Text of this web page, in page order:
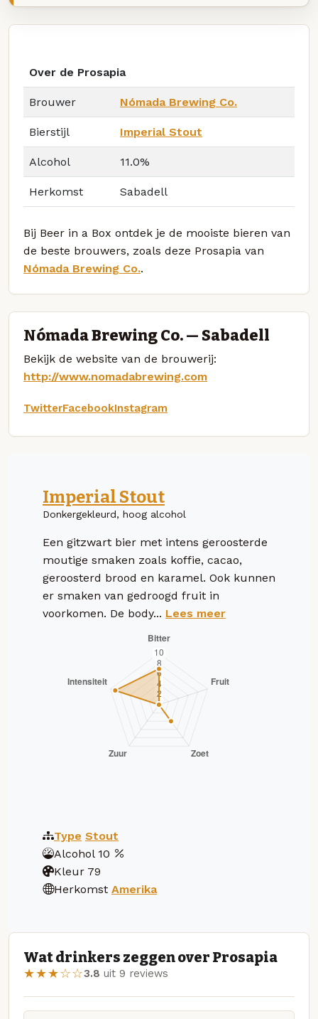
Over de Prosapia
Brouwer Nómada Brewing Co.
Bierstijl Imperial Stout
Alcohol 11.0%
Herkomst Sabadell
Bij Beer in a Box ontdek je de mooiste bieren van
de beste brouwers, zoals deze Prosapia van
Nómada Brewing Co..
Nómada Brewing Co. — Sabadell
Bekijk de website van de brouwerij:
http://www.nomadabrewing.com
TwitterFacebookInstagram
Imperial Stout
Donkergekleurd, hoog alcohol
Een gitzwart bier met intens geroosterde
moutige smaken zoals koffie, cacao,
geroosterd brood en karamel. Ook kunnen
er smaken van gedroogd fruit in
voorkomen. De body... Lees meer
Type Stout
Alcohol 10
Kleur 79
Herkomst Amerika
Wat drinkers zeggen over Prosapia
★★★☆☆3.8 uit 9 reviews